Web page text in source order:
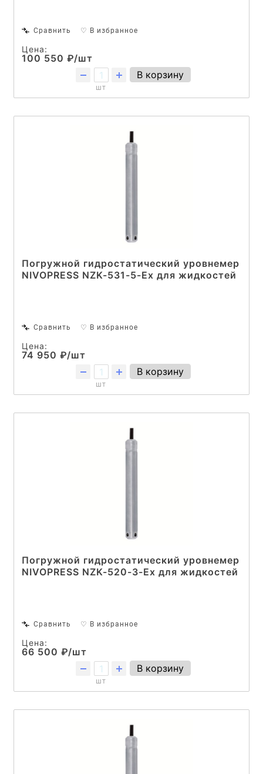
Сравнить ♡ В избранное
Цена:
100 550 ₽/шт
шт
В корзину
Погружной гидростатический уровнемер
NIVOPRESS NZK-531-5-Ex для жидкостей
Сравнить ♡ В избранное
Цена:
74 950 ₽/шт
шт
В корзину
Погружной гидростатический уровнемер
NIVOPRESS NZK-520-3-Ex для жидкостей
Сравнить ♡ В избранное
Цена:
66 500 ₽/шт
шт
В корзину